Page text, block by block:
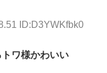
ID:D3YWKfbk0
ワ様かわいい